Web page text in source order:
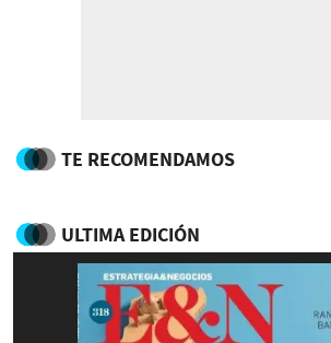
TE RECOMENDAMOS
ULTIMA EDICIÓN